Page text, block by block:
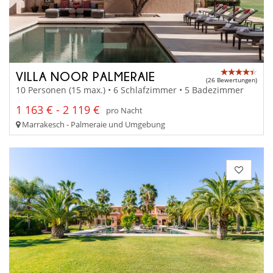
VILLA NOOR PALMERAIE (26 Bewertungen)
10 Personen (15 max.) • 6 Schlafzimmer • 5 Badezimmer
1 163 € - 2 119 €
pro Nacht
Marrakesch - Palmeraie und Umgebung